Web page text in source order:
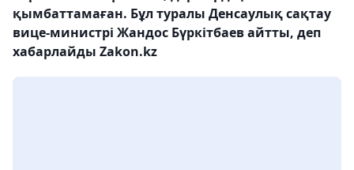
қымбаттамаған. Бұл туралы Денсаулық сақтау
вице-министрі Жандос Бүркітбаев айтты, деп
хабарлайды Zakon.kz